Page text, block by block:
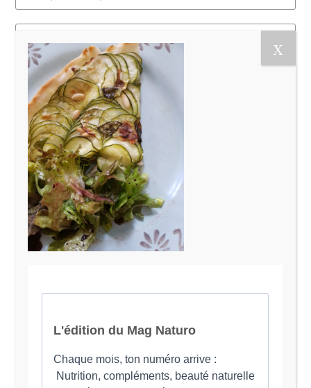
Le Magazine Naturo
Je suis Evy, Naturopathe spécialisée dans
l’accompagnement des femmes en préménopause et
ménopause